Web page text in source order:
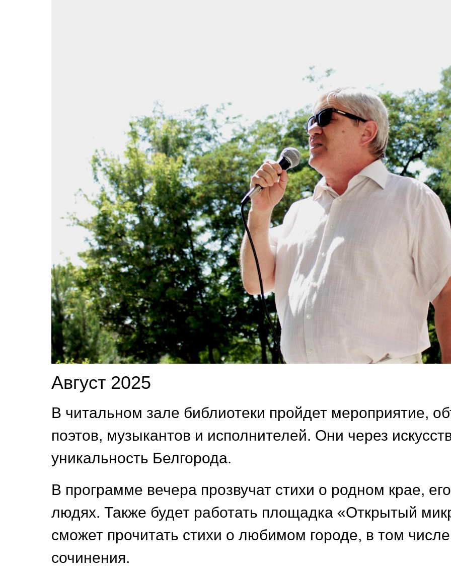
Август 2025
В читальном зале библиотеки пройдет мероприятие,
поэтов, музыкантов и исполнителей. Они через
уникальность Белгорода.
В программе вечера прозвучат стихи о родном крае,
людях. Также будет работать площадка «Открытый
сможет прочитать стихи о любимом городе, в том числе
сочинения.